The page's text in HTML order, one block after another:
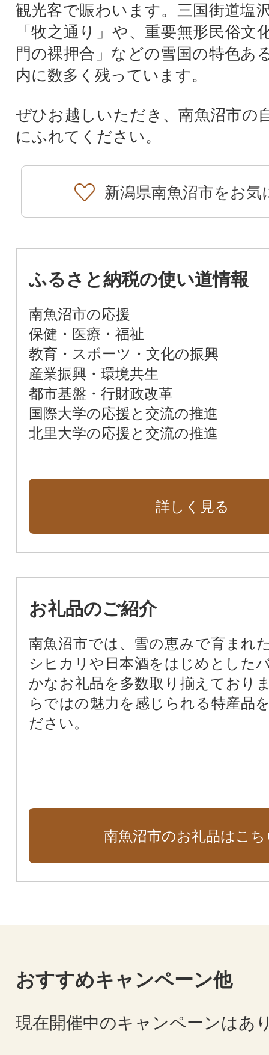
観光客で賑わいます。三国街道塩
「牧之通り」や、重要無形民俗文
門の裸押合」などの雪国の特色あ
内に数多く残っています。
ぜひお越しいただき、南魚沼市の
にふれてください。
新潟県南魚沼市をお気
ふるさと納税の使い道情報
南魚沼市の応援
保健・医療・福祉
教育・スポーツ・文化の振興
産業振興・環境共生
都市基盤・行財政改革
国際大学の応援と交流の推進
北里大学の応援と交流の推進
詳しく見る
お礼品のご紹介
南魚沼市では、雪の恵みで育まれ
シヒカリや日本酒をはじめとした
かなお礼品を多数取り揃えており
らではの魅力を感じられる特産品
ださい。
南魚沼市のお礼品はこち
おすすめキャンペーン他
現在開催中のキャンペーンはあ